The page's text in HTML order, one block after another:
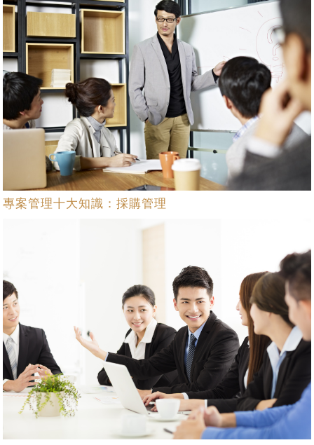
專案管理十大知識：採購管理